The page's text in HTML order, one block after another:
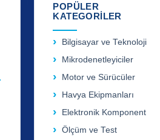
POPÜLER
KATEGORİLER
Bilgisayar ve Teknoloji
Mikrodenetleyiciler
Motor ve Sürücüler
Havya Ekipmanları
Elektronik Komponent
Ölçüm ve Test